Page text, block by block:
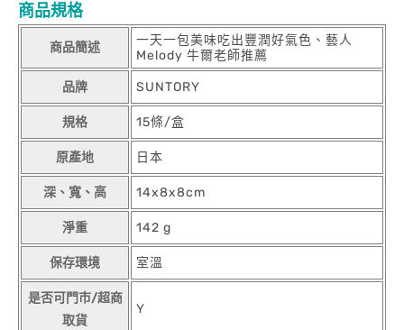
商品規格
商品簡述
一天一包美味吃出豐潤好氣色、藝人
Melody 牛爾老師推薦
品牌 SUNTORY
規格 15條/盒
原產地 日本
深、寬、高 14x8x8cm
淨重 142 g
保存環境 室溫
是否可門市/超商
取貨
Y